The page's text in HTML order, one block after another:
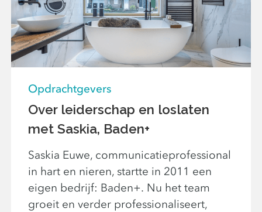
Opdrachtgevers
Over leiderschap en loslaten
met Saskia, Baden+
Saskia Euwe, communicatieprofessional
in hart en nieren, startte in 2011 een
eigen bedrijf: Baden+. Nu het team
groeit en verder professionaliseert,